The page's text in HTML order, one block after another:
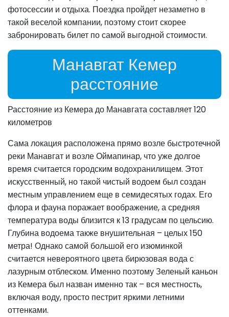
фотосессии и отдыха. Поездка пройдет незаметно в
такой веселой компании, поэтому стоит скорее
забронировать билет по самой выгодной стоимости.
Манавгат Кемер
расстояние
Расстояние из Кемера до Манавгата составляет 120
километров
Сама локация расположена прямо возле быстротечной
реки Манавгат и возле Оймапинар, что уже долгое
время считается городским водохранилищем. Этот
искусственный, но такой чистый водоем был создан
местным управлением еще в семидесятых годах. Его
флора и фауна поражает воображение, а средняя
температура воды близится к 13 градусам по цельсию.
Глубина водоема также внушительная – целых 150
метра! Однако самой большой его изюминкой
считается невероятного цвета бирюзовая вода с
лазурным отблеском. Именно поэтому Зеленый каньон
из Кемера был назван именно так – вся местность,
включая воду, просто пестрит яркими летними
оттенками.